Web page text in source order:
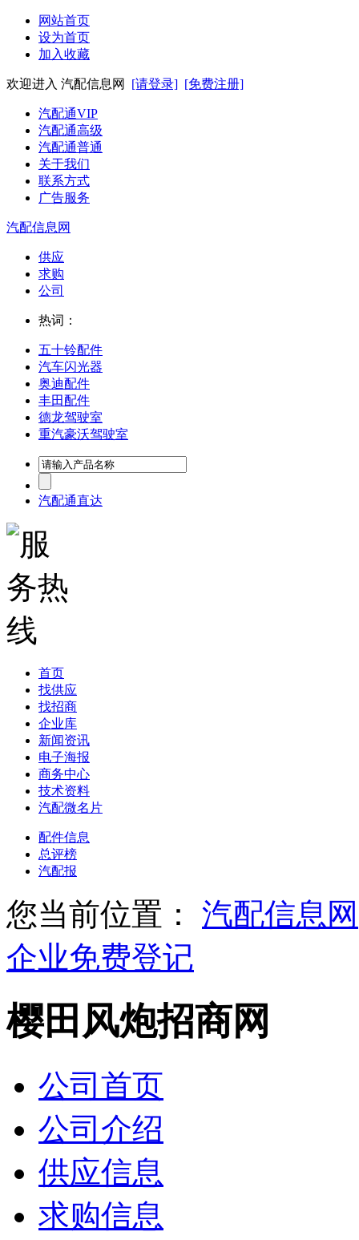
网站首页
设为首页
加入收藏
欢迎进入 汽配信息网 [请登录] [免费注册]
汽配通VIP
汽配通高级
汽配通普通
关于我们
联系方式
广告服务
汽配信息网
供应
求购
公司
热词：
五十铃配件
汽车闪光器
奥迪配件
丰田配件
德龙驾驶室
重汽豪沃驾驶室
汽配通直达
首页
找供应
找招商
企业库
新闻资讯
电子海报
商务中心
技术资料
汽配微名片
配件信息
总评榜
汽配报
您当前位置： 汽配信息网
企业免费登记
樱田风炮招商网
公司首页
公司介绍
供应信息
求购信息